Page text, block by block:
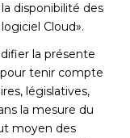
disponibilité des
Cloud».
la présente
tenir compte
législatives,
la mesure du
moyen des